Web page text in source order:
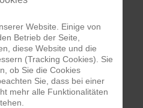
noch
zu gestalten.
Website. Einige von
Betrieb der Seite,
diese Website und die
(Tracking Cookies). Sie
ob Sie die Cookies
Sie, dass bei einer
mehr alle Funktionalitäten